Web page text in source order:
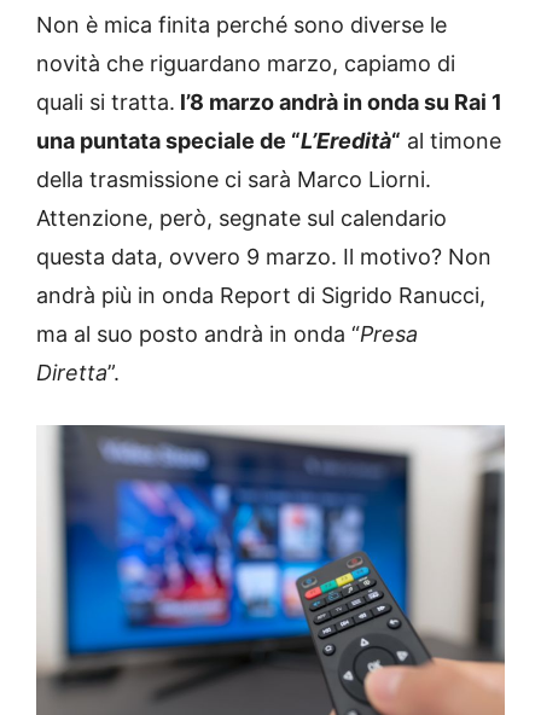
Non è mica finita perché sono diverse le
novità che riguardano marzo, capiamo di
quali si tratta. l’8 marzo andrà in onda su Rai 1
una puntata speciale de “L’Eredità“ al timone
della trasmissione ci sarà Marco Liorni.
Attenzione, però, segnate sul calendario
questa data, ovvero 9 marzo. Il motivo? Non
andrà più in onda Report di Sigrido Ranucci,
ma al suo posto andrà in onda “Presa
Diretta”.